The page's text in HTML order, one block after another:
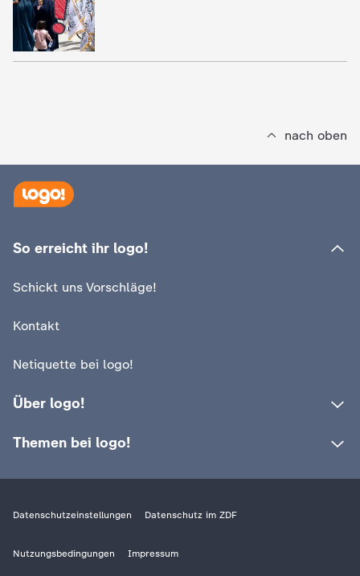
nach oben
So erreicht ihr logo!
Schickt uns Vorschläge!
Kontakt
Netiquette bei logo!
Über logo!
Themen bei logo!
Datenschutzeinstellungen Datenschutz im ZDF
Nutzungsbedingungen Impressum